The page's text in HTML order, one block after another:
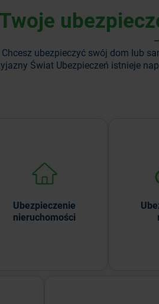
Twoje
Chcesz ubezpieczyć swój dom lub
Świat Ubezpieczeń istnieje
Ubezpieczenie
nieruchomości
ubezpieczenie domu lub
mieszkania.
—